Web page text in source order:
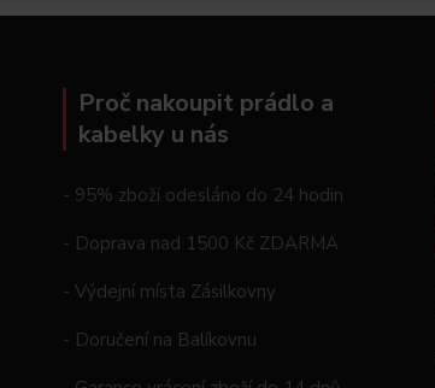
Proč nakoupit prádlo a
kabelky u nás
- 95% zboží odesláno do 24 hodin
- Doprava nad 1500 Kč ZDARMA
- Výdejní místa Zásilkovny
- Doručení na Balíkovnu